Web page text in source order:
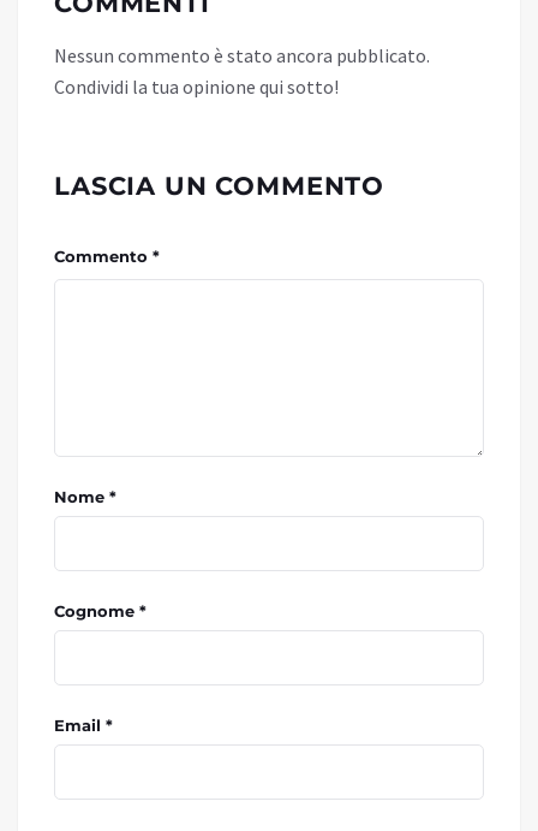
Nessun commento è stato ancora pubblicato.
Condividi la tua opinione qui sotto!
LASCIA UN COMMENTO
Commento *
Nome *
Cognome *
Email *